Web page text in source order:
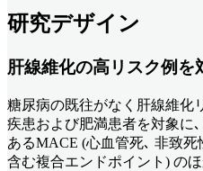
研究デザイン
肝線維化の高リスク例を
糖尿病の既往がなく肝線維化
疾患および肥満患者を対象に
あるMACE (心血管死､ 非致
含む複合エンドポイント) の